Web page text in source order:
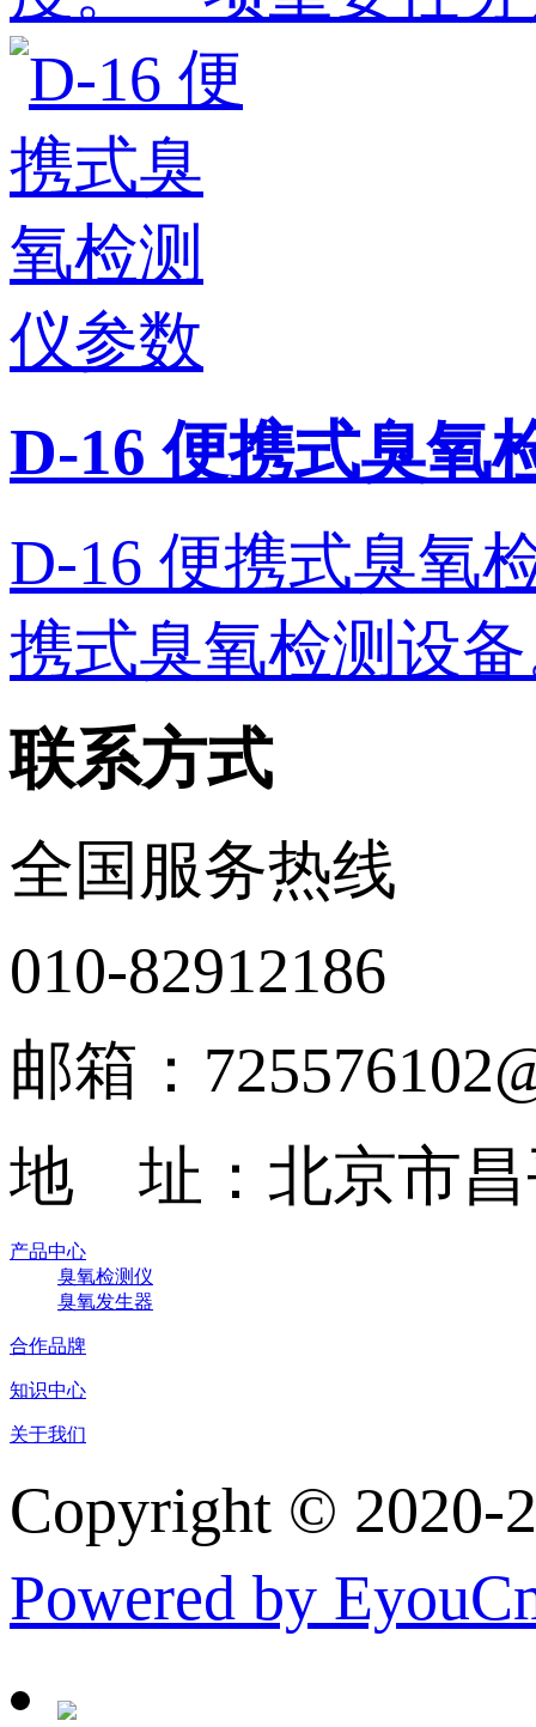
D-16 便携式臭氧
D-16 便携式臭氧
携式臭氧检测设
联系方式
全国服务热线
010-82912186
邮箱：
地 址：北京市昌
产品中心
臭氧检测仪
臭氧发生器
合作品牌
知识中心
关于我们
Copyright ©
Powered by